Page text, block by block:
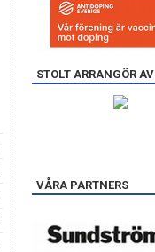
STOLT ARRANGÖR AV
VÅRA PARTNERS